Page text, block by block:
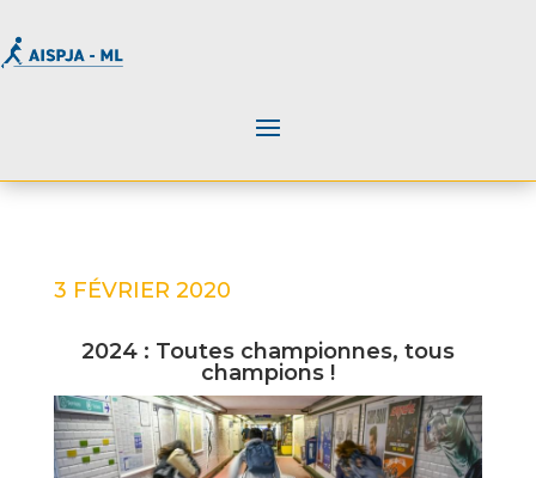
3 FÉVRIER 2020
2024 : Toutes championnes, tous
champions !